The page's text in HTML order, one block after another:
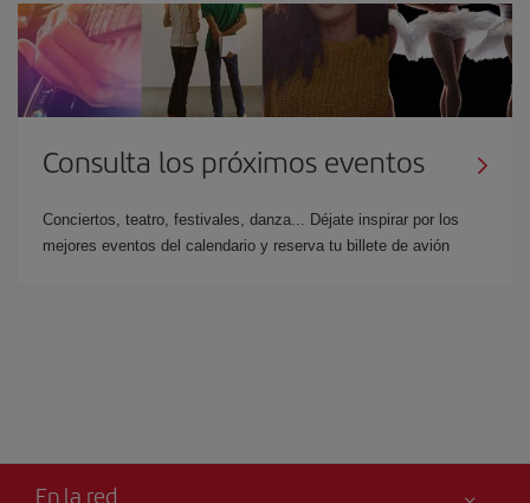
Consulta los próximos eventos
Conciertos, teatro, festivales, danza... Déjate inspirar por los
mejores eventos del calendario y reserva tu billete de avión
En la red